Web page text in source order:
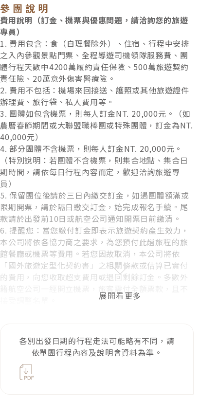
直達海拔1,058公尺的山頂，飽覽日本美溪的奇岩絕景。在
轉身之間，整片山谷的雲霧與絕美楓紅都盡收眼底。
穠麗秋色．新倉山淺間公園
名列「富士百景」的新倉山淺間公園，於1959年建成。在
五重塔與赤楓交織間，飽覽最具代表性的壯麗景緻。
貼心提醒：若客滿或休息，將安排其他體驗，敬請知悉。
參團說明
費用說明（訂金、機票與優惠問題，請洽詢您的旅遊
專員）
1. 費用包含：食（自理餐除外）、住宿、行程中安排
之入內參觀景點門票、全程導遊司機領隊服務費、團
體行程天數中4200萬履約責任保險、500萬旅遊契約
責任險、20萬意外傷害醫療險。
2. 費用不包括：機場來回接送、護照或其他旅遊證件
辦理費、旅行袋、私人費用等。
3. 團體如包含機票，則每人訂金NT. 20,000元。（如
農曆春節期間或大聯盟職棒團或特殊團體，訂金為NT.
40,000元）
4. 部分團體不含機票，則每人訂金NT. 20,000元。
（特別說明：若團體不含機票，則集合地點、集合日
期時間，請依每日行程內容而定，歡迎洽詢旅遊專
員）
5. 保留團位後請於三日內繳交訂金，如遇團體額滿或
限期開票，請於隔日繳交訂金，始完成報名手續。尾
款請於出發前10日或航空公司通知開票日前繳清。
6. 提醒您：當您繳付訂金即表示旅遊契約產生效力，
本公司將依各協力商之要求，為您預付此趟旅程的旅
館餐廳或機票等費用。若您因故取消，本公司將依
「國外旅遊定型化契約書」之相關條款或估算已實付
的費用，向您收取超支費用或退回剩餘訂金。多數外
程，無法退費。
餐食、文化說明
1. 日本飲食文化：日本和食以少油、清淡為主要特
色，「生冷類型」的料理亦是日本常見的飲食型態，
各別出發日期的行程走法可能略有不同，請
依單團行程內容及說明會資料為準。
下載PDF